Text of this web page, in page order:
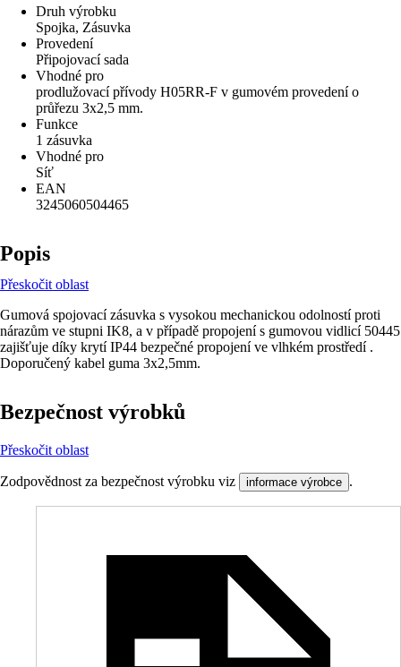
Druh výrobku
Spojka, Zásuvka
Provedení
Připojovací sada
Vhodné pro
prodlužovací přívody H05RR-F v gumovém provedení o
průřezu 3x2,5 mm.
Funkce
1 zásuvka
Vhodné pro
Síť
EAN
3245060504465
Popis
Přeskočit oblast
Gumová spojovací zásuvka s vysokou mechanickou odolností proti
nárazům ve stupni IK8, a v případě propojení s gumovou vidlicí 50445
zajišťuje díky krytí IP44 bezpečné propojení ve vlhkém prostředí .
Doporučený kabel guma 3x2,5mm.
Bezpečnost výrobků
Přeskočit oblast
Zodpovědnost za bezpečnost výrobku viz informace výrobce .